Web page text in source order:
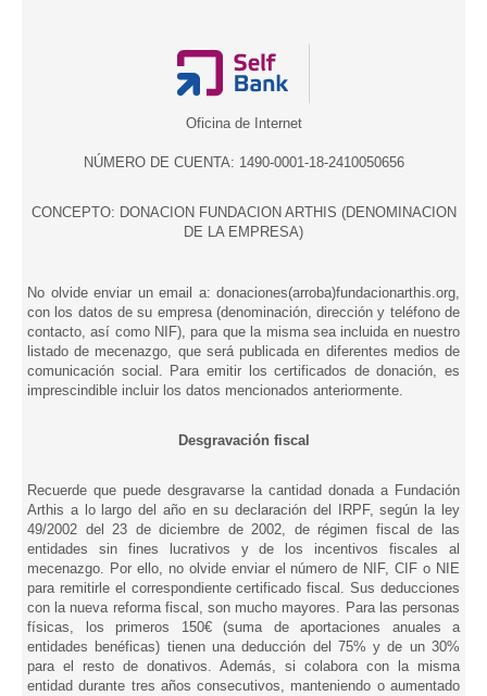
Oficina de Internet
NÚMERO DE CUENTA: 1490-0001-18-2410050656
CONCEPTO: DONACION FUNDACION ARTHIS (DENOMINACION
DE LA EMPRESA)
No olvide enviar un email a: donaciones(arroba)fundacionarthis.org,
con los datos de su empresa (denominación, dirección y teléfono de
contacto, así como NIF), para que la misma sea incluida en nuestro
listado de mecenazgo, que será publicada en diferentes medios de
comunicación social. Para emitir los certificados de donación, es
imprescindible incluir los datos mencionados anteriormente.
Desgravación fiscal
Recuerde que puede desgravarse la cantidad donada a Fundación
Arthis a lo largo del año en su declaración del IRPF, según la ley
49/2002 del 23 de diciembre de 2002, de régimen fiscal de las
entidades sin fines lucrativos y de los incentivos fiscales al
mecenazgo. Por ello, no olvide enviar el número de NIF, CIF o NIE
para remitirle el correspondiente certificado fiscal. Sus deducciones
con la nueva reforma fiscal, son mucho mayores. Para las personas
físicas, los primeros 150€ (suma de aportaciones anuales a
entidades benéficas) tienen una deducción del 75% y de un 30%
para el resto de donativos. Además, si colabora con la misma
entidad durante tres años consecutivos, manteniendo o aumentado